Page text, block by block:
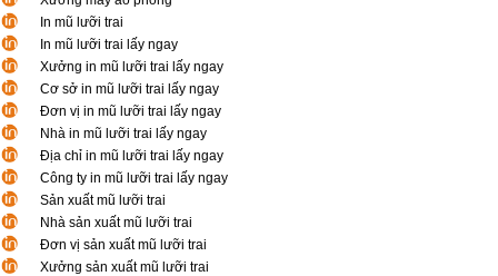
In mũ lưỡi trai
In mũ lưỡi trai lấy ngay
Xưởng in mũ lưỡi trai lấy ngay
Cơ sở in mũ lưỡi trai lấy ngay
Đơn vị in mũ lưỡi trai lấy ngay
Nhà in mũ lưỡi trai lấy ngay
Địa chỉ in mũ lưỡi trai lấy ngay
Công ty in mũ lưỡi trai lấy ngay
Sản xuất mũ lưỡi trai
Nhà sản xuất mũ lưỡi trai
Đơn vị sản xuất mũ lưỡi trai
Xưởng sản xuất mũ lưỡi trai